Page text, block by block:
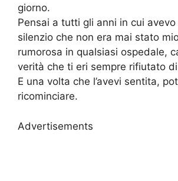
giorno.
Pensai a tutti gli anni in cui
silenzio che non era mai stato
rumorosa in qualsiasi ospedale,
verità che ti eri sempre rifiutato
E una volta che l’avevi sentita,
ricominciare.
Advertisements